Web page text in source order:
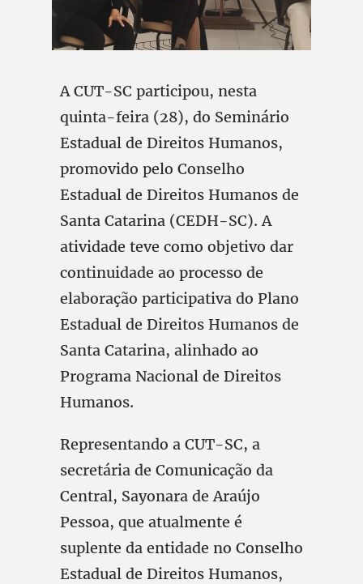
A CUT-SC participou, nesta
quinta-feira (28), do Seminário
Estadual de Direitos Humanos,
promovido pelo Conselho
Estadual de Direitos Humanos de
Santa Catarina (CEDH-SC). A
atividade teve como objetivo dar
continuidade ao processo de
elaboração participativa do Plano
Estadual de Direitos Humanos de
Santa Catarina, alinhado ao
Programa Nacional de Direitos
Humanos.
Representando a CUT-SC, a
secretária de Comunicação da
Central, Sayonara de Araújo
Pessoa, que atualmente é
suplente da entidade no Conselho
Estadual de Direitos Humanos,